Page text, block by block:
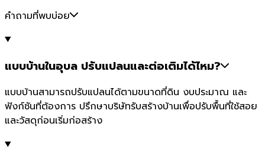
คำถามที่พบบ่อย
แบบบ้านในอุบล ปรับแปลนและต่อเติมได้ไหม?
แบบบ้านสามารถปรับแปลนได้ตามขนาดที่ดิน งบประมาณ และ
ฟังก์ชันที่ต้องการ ปรึกษาบริษัทรับสร้างบ้านเพื่อปรับพื้นที่ใช้สอย
และวัสดุก่อนเริ่มก่อสร้าง